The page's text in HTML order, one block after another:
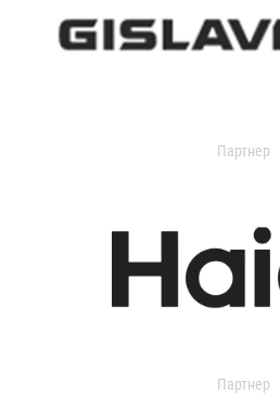
Партнер
Партнер